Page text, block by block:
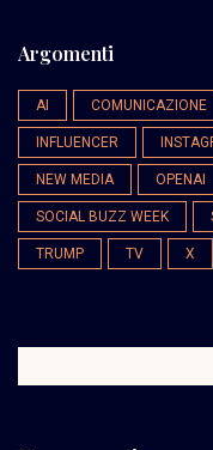
Argomenti
AI COMUNICAZIONE
INFLUENCER
NEW MEDIA OPENAI
SOCIAL BUZZ WEEK
TRUMP TV X